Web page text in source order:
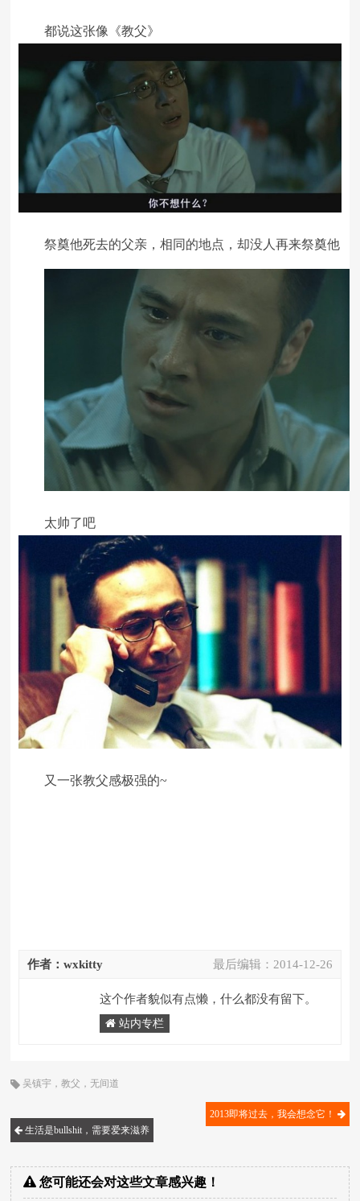
都说这张像《教父》
祭奠他死去的父亲，相同的地点，却没人再来祭奠他
太帅了吧
又一张教父感极强的~
最后编辑： 2014-12-26
作者：wxkitty
这个作者貌似有点懒，什么都没有留下。
站内专栏
吴镇宇 ，教父 ，无间道
生活是bullshit，需要爱来滋养
2013即将过去，我会想念它！
您可能还会对这些文章感兴趣！